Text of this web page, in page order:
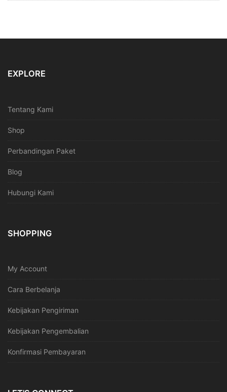
EXPLORE
Tentang Kami
Shop
Perbandingan Paket
Blog
Hubungi Kami
SHOPPING
My Account
Cara Berbelanja
Kebijakan Pengiriman
Kebijakan Pengembalian
Konfirmasi Pembayaran